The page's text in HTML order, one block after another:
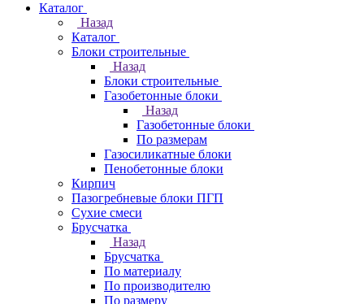
Каталог
Назад
Каталог
Блоки строительные
Назад
Блоки строительные
Газобетонные блоки
Назад
Газобетонные блоки
По размерам
Газосиликатные блоки
Пенобетонные блоки
Кирпич
Пазогребневые блоки ПГП
Сухие смеси
Брусчатка
Назад
Брусчатка
По материалу
По производителю
По размеру